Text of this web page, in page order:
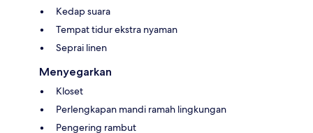
Kedap suara
Tempat tidur ekstra nyaman
Seprai linen
Menyegarkan
Kloset
Perlengkapan mandi ramah lingkungan
Pengering rambut